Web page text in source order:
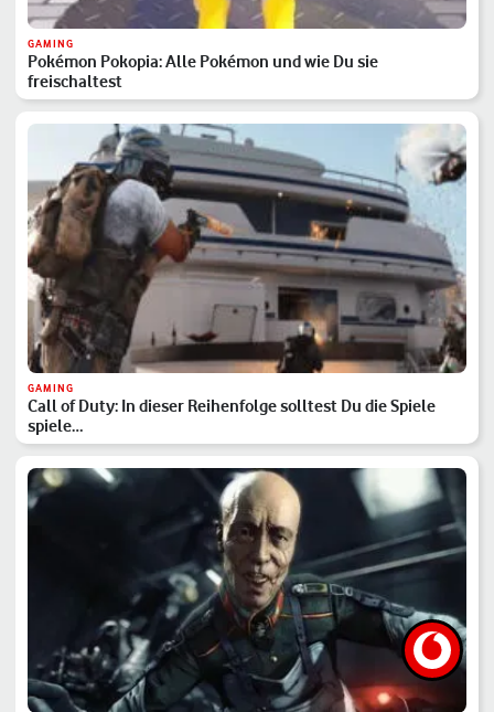
GAMING
Pokémon Pokopia: Alle Pokémon und wie Du sie
freischaltest
GAMING
Call of Duty: In dieser Reihenfolge solltest Du die Spiele
spiele…